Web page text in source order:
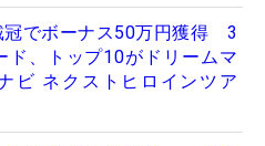
冠でボーナス50万円獲得 3
ド、トップ10がドリームマ
ビ ネクストヒロインツア